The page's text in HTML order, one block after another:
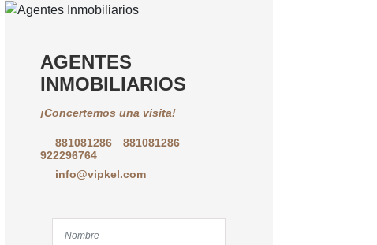
AGENTES
INMOBILIARIOS
¡Concertemos una visita!
881081286
881081286
922296764
info@vipkel.com